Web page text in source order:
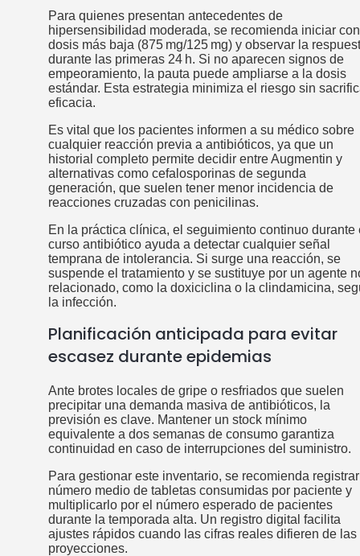
Para quienes presentan antecedentes de
hipersensibilidad moderada, se recomienda iniciar
dosis más baja (875 mg/125 mg) y observar la
durante las primeras 24 h. Si no aparecen signos de
empeoramiento, la pauta puede ampliarse a la dosis
estándar. Esta estrategia minimiza el riesgo sin
eficacia.
Es vital que los pacientes informen a su médico sobre
cualquier reacción previa a antibióticos, ya que un
historial completo permite decidir entre Augmentin y
alternativas como cefalosporinas de segunda
generación, que suelen tener menor incidencia de
reacciones cruzadas con penicilinas.
En la práctica clínica, el seguimiento continuo durante
curso antibiótico ayuda a detectar cualquier señal
temprana de intolerancia. Si surge una reacción, se
suspende el tratamiento y se sustituye por un agente
relacionado, como la doxiciclina o la clindamicina,
la infección.
Planificación anticipada para evitar
escasez durante epidemias
Ante brotes locales de gripe o resfriados que suelen
precipitar una demanda masiva de antibióticos, la
previsión es clave. Mantener un stock mínimo
equivalente a dos semanas de consumo garantiza
continuidad en caso de interrupciones del suministro.
Para gestionar este inventario, se recomienda
número medio de tabletas consumidas por paciente y
multiplicarlo por el número esperado de pacientes
durante la temporada alta. Un registro digital facilita
ajustes rápidos cuando las cifras reales difieren de las
proyecciones.